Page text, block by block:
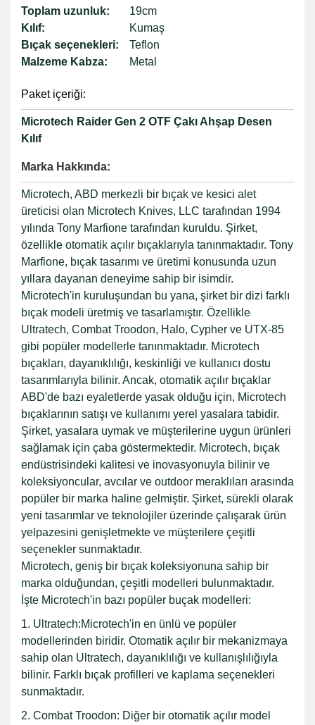
Toplam uzunluk:
19cm
Kılıf:
Kumaş
Bıçak seçenekleri:
Teflon
Malzeme Kabza:
Metal
Paket içeriği:
Microtech Raider Gen 2 OTF Çakı Ahşap Desen
Kılıf
Marka Hakkında:
Microtech, ABD merkezli bir bıçak ve kesici alet
üreticisi olan Microtech Knives, LLC tarafından 1994
yılında Tony Marfione tarafından kuruldu. Şirket,
özellikle otomatik açılır bıçaklarıyla tanınmaktadır. Tony
Marfione, bıçak tasarımı ve üretimi konusunda uzun
yıllara dayanan deneyime sahip bir isimdir.
Microtech'in kuruluşundan bu yana, şirket bir dizi farklı
bıçak modeli üretmiş ve tasarlamıştır. Özellikle
Ultratech, Combat Troodon, Halo, Cypher ve UTX-85
gibi popüler modellerle tanınmaktadır. Microtech
bıçakları, dayanıklılığı, keskinliği ve kullanıcı dostu
tasarımlarıyla bilinir. Ancak, otomatik açılır bıçaklar
ABD'de bazı eyaletlerde yasak olduğu için, Microtech
bıçaklarının satışı ve kullanımı yerel yasalara tabidir.
Şirket, yasalara uymak ve müşterilerine uygun ürünleri
sağlamak için çaba göstermektedir. Microtech, bıçak
endüstrisindeki kalitesi ve inovasyonuyla bilinir ve
koleksiyoncular, avcılar ve outdoor meraklıları arasında
popüler bir marka haline gelmiştir. Şirket, sürekli olarak
yeni tasarımlar ve teknolojiler üzerinde çalışarak ürün
yelpazesini genişletmekte ve müşterilere çeşitli
seçenekler sunmaktadır.
Microtech, geniş bir bıçak koleksiyonuna sahip bir
marka olduğundan, çeşitli modelleri bulunmaktadır.
İşte Microtech'in bazı popüler buçak modelleri:
1. Ultratech:Microtech'in en ünlü ve popüler
modellerinden biridir. Otomatik açılır bir mekanizmaya
sahip olan Ultratech, dayanıklılığı ve kullanışlılığıyla
bilinir. Farklı bıçak profilleri ve kaplama seçenekleri
sunmaktadır.
2. Combat Troodon: Diğer bir otomatik açılır model